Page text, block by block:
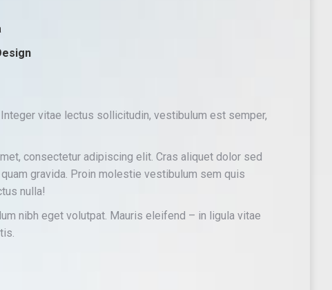
vitae lectus sollicitudin, vestibulum est semper,
consectetur adipiscing elit. Cras aliquet dolor sed
gravida. Proin molestie vestibulum sem quis
nulla!
nibh eget volutpat. Mauris eleifend – in ligula vitae